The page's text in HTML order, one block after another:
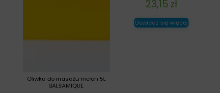
23,15 zł
Dowiedz się więcej
Oliwka do masażu melon 5L
BALSAMIQUE